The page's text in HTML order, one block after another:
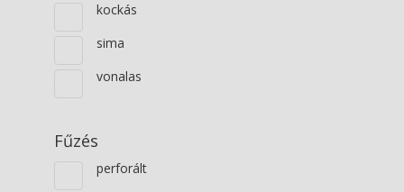
kockás
sima
vonalas
Fűzés
perforált